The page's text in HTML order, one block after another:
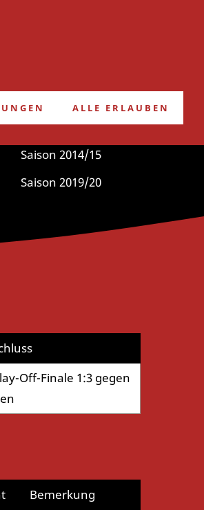
Saison 2014/15
Saison 2019/20
Off-Finale 1:3 gegen
Bemerkung
ALLE ERLAUBEN